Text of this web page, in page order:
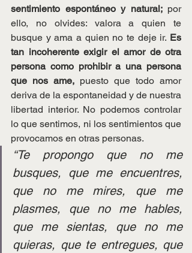
sentimiento espontáneo y natural; por
ello, no olvides: valora a quien te
busque y ama a quien no te deje ir. Es
tan incoherente exigir el amor de otra
persona como prohibir a una persona
que nos ame, puesto que todo amor
deriva de la espontaneidad y de nuestra
libertad interior. No podemos controlar
lo que sentimos, ni los sentimientos que
provocamos en otras personas.
“Te propongo que no me
busques, que me encuentres,
que no me mires, que me
plasmes, que no me hables,
que me sientas, que no me
quieras, que te entregues, que